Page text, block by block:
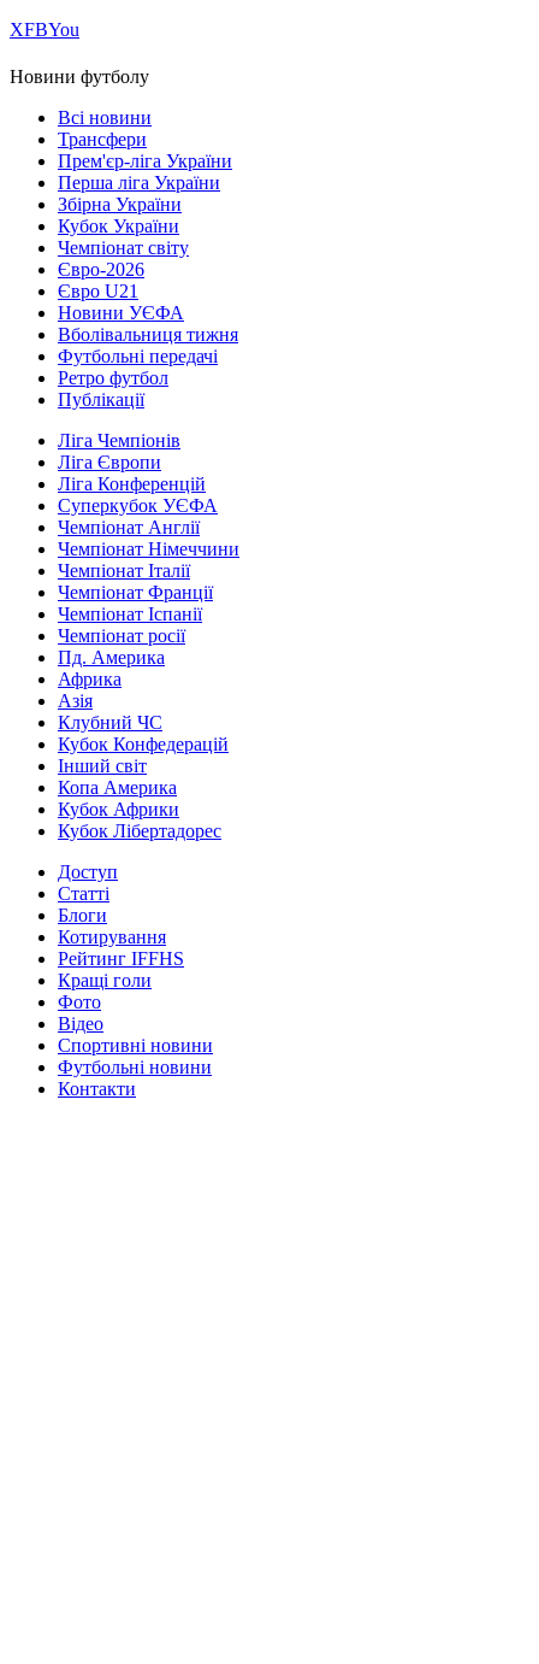
ХFBYou
Новини футболу
Всі новини
Трансфери
Прем'єр-ліга України
Перша ліга України
Збірна України
Кубок України
Чемпіонат світу
Євро-2026
Євро U21
Новини УЄФА
Вболівальниця тижня
Футбольні передачі
Ретро футбол
Публікації
Ліга Чемпіонів
Ліга Європи
Ліга Конференцій
Суперкубок УЄФА
Чемпіонат Англії
Чемпіонат Німеччини
Чемпіонат Італії
Чемпіонат Франції
Чемпіонат Іспанії
Чемпіонат росії
Пд. Америка
Африка
Азія
Клубний ЧС
Кубок Конфедерацій
Інший світ
Копа Америка
Кубок Африки
Кубок Лібертадорес
Доступ
Статті
Блоги
Котирування
Рейтинг IFFHS
Кращі голи
Фото
Відео
Спортивні новини
Футбольні новини
Контакти